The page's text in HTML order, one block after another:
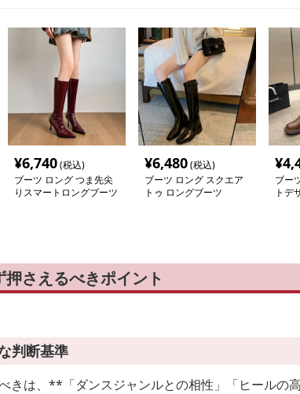
¥6,740(税込)
ブーツ ロング つま先尖
りスマートロングブーツ
¥6,480(税込)
ブーツ ロング スクエア
トゥ ロングブーツ
¥
ブー
トデ
さえるべきポイント
判断基準
きは、**「ダンスジャンルとの相性」「ヒールの